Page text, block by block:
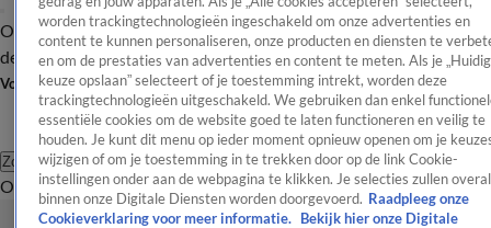
OverzichtAfleveringen Entertainment TV Algemeen
Tip
de redactieNieuwsbrief
Volg Shownieuws
Zoeken
OverzichtEntertainmentSpraakmakendRealityCrimeVideo's
worden trackingtechnologieën ingeschakeld om onze advertenties en
content te kunnen personaliseren, onze producten en diensten te
en om de prestaties van advertenties en content te meten. Als je
keuze opslaan” selecteert of je toestemming intrekt, worden deze
trackingtechnologieën uitgeschakeld. We gebruiken dan enkel
essentiële cookies om de website goed te laten functioneren en veilig te
houden. Je kunt dit menu op ieder moment opnieuw openen om je
wijzigen of om je toestemming in te trekken door op de link Cookie-
instellingen onder aan de webpagina te klikken. Je selecties zullen overal
binnen onze Digitale Diensten worden doorgevoerd. Raadpleeg onze
Cookieverklaring voor meer informatie.
Bekijk hier onze Digitale